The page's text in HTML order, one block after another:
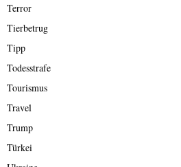
Terror
Tierbetrug
Tipp
Todesstrafe
Tourismus
Travel
Trump
Türkei